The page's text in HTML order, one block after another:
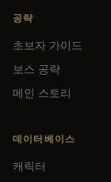
공략
초보자 가이드
보스 공략
메인 스토리
데이터베이스
캐릭터